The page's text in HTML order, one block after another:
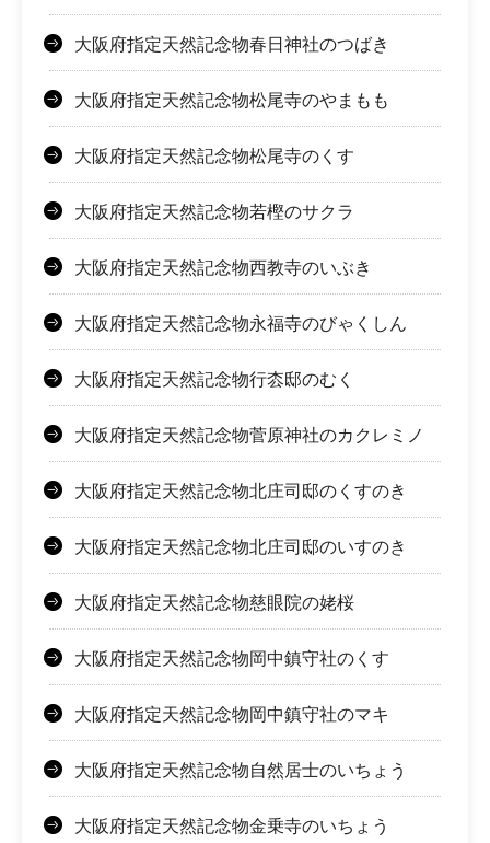
大阪府指定天然記念物春日神社のつばき
大阪府指定天然記念物松尾寺のやまもも
大阪府指定天然記念物松尾寺のくす
大阪府指定天然記念物若樫のサクラ
大阪府指定天然記念物西教寺のいぶき
大阪府指定天然記念物永福寺のびゃくしん
大阪府指定天然記念物行枩邸のむく
大阪府指定天然記念物菅原神社のカクレミノ
大阪府指定天然記念物北庄司邸のくすのき
大阪府指定天然記念物北庄司邸のいすのき
大阪府指定天然記念物慈眼院の姥桜
大阪府指定天然記念物岡中鎮守社のくす
大阪府指定天然記念物岡中鎮守社のマキ
大阪府指定天然記念物自然居士のいちょう
大阪府指定天然記念物金乗寺のいちょう